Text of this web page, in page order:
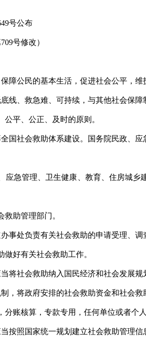
号公布
号修改）
障公民的基本生活，促进社会公平，维
线、救急难、可持续，与其他社会保
平、公正、及时的原则。
国社会救助体系建设。国务院民政、
应急管理、卫生健康、教育、住房城
助管理部门。
事处负责有关社会救助的申请受理、
好有关社会救助工作。
将社会救助纳入国民经济和社会发展
，将政府安排的社会救助资金和社会救
分账核算，专款专用，任何单位或者个
按照国家统一规划建立社会救助管理信